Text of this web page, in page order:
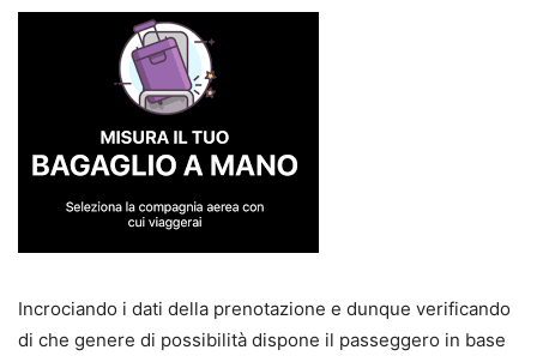
Incrociando i dati della prenotazione e dunque verificando
di che genere di possibilità dispone il passeggero in base